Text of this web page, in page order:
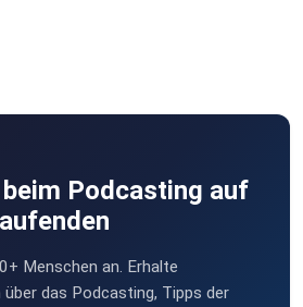
beim Podcasting auf
Menschen an. Erhalte
das Podcasting, Tipps der